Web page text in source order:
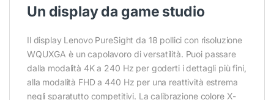
Un display da game studio
Il display Lenovo PureSight da 18 pollici con risoluzione
WQUXGA è un capolavoro di versatilità. Puoi passare
dalla modalità 4K a 240 Hz per goderti i dettagli più fini,
alla modalità FHD a 440 Hz per una reattività estrema
negli sparatutto competitivi. La calibrazione colore X-